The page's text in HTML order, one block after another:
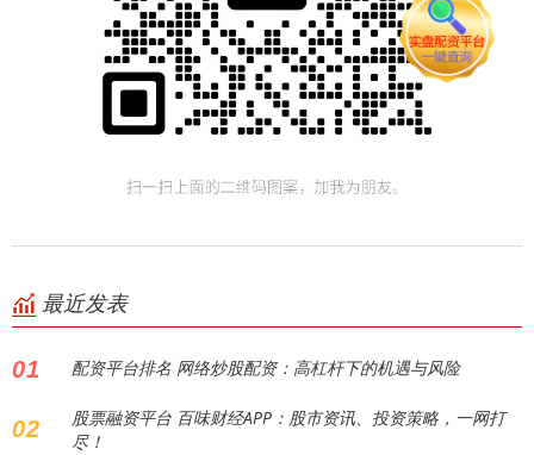
最近发表
01 配资平台排名 网络炒股配资：高杠杆下的机遇与风险
02
股票融资平台 百味财经APP：股市资讯、投资策略，一网打
尽！